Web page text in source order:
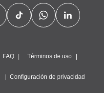
FAQ Términos de uso
Configuración de privacidad